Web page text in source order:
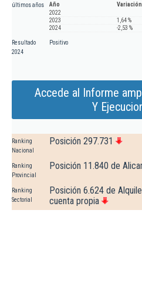
últimos años
Año
Variación
2022
2023
1,64 %
2024
-2,53 %
Resultado
2024
Positivo
Accede al Informe
Y
Ranking
Nacional
Posición 297.731
Ranking
Provincial
Posición 11.840 de
Ranking
Sectorial
Posición 6.624 de
cuenta propia